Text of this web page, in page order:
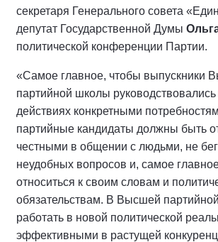
секретаря Генерального совета
депутат Государственной Думы
политической конференции Партии.
«Самое главное, чтобы выпускники
партийной школы руководствовались
действиях конкретными
партийные кандидаты должны быть
честными в общении с людьми, не
неудобных вопросов и, самое
относиться к своим словам и
обязательствам. В Высшей
работать в новой политической
эффективными в растущей